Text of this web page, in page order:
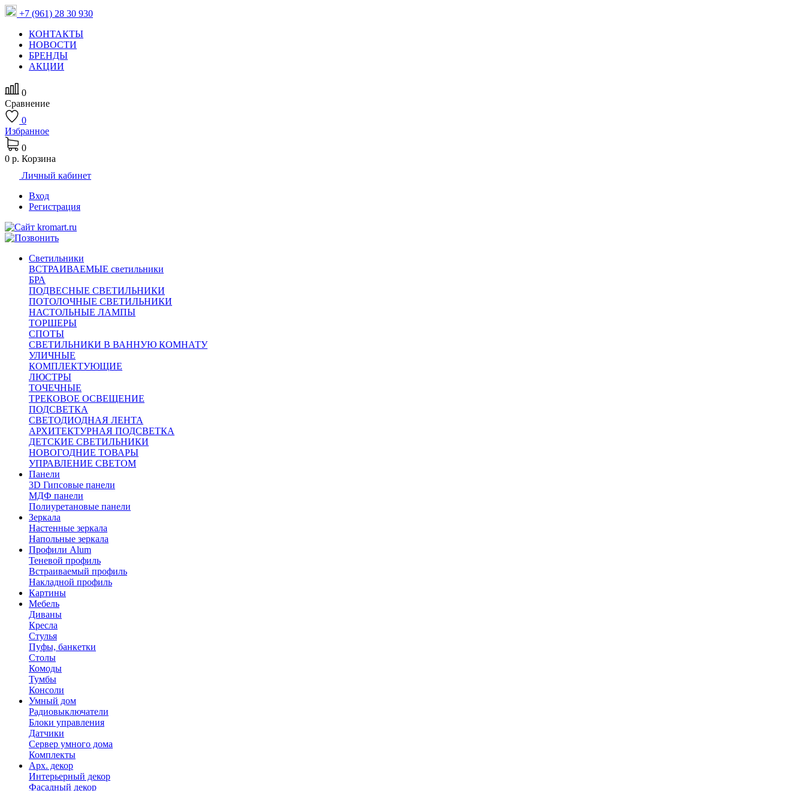
+7 (961) 28 30 930
КОНТАКТЫ
НОВОСТИ
БРЕНДЫ
АКЦИИ
0
Сравнение
0
Избранное
0
0 р. Корзина
Личный кабинет
Вход
Регистрация
Светильники
ВСТРАИВАЕМЫЕ светильники
БРА
ПОДВЕСНЫЕ СВЕТИЛЬНИКИ
ПОТОЛОЧНЫЕ СВЕТИЛЬНИКИ
НАСТОЛЬНЫЕ ЛАМПЫ
ТОРШЕРЫ
СПОТЫ
СВЕТИЛЬНИКИ В ВАННУЮ КОМНАТУ
УЛИЧНЫЕ
КОМПЛЕКТУЮЩИЕ
ЛЮСТРЫ
ТОЧЕЧНЫЕ
ТРЕКОВОЕ ОСВЕЩЕНИЕ
ПОДСВЕТКА
СВЕТОДИОДНАЯ ЛЕНТА
АРХИТЕКТУРНАЯ ПОДСВЕТКА
ДЕТСКИЕ СВЕТИЛЬНИКИ
НОВОГОДНИЕ ТОВАРЫ
УПРАВЛЕНИЕ СВЕТОМ
Панели
3D Гипсовые панели
МДФ панели
Полиуретановые панели
Зеркала
Настенные зеркала
Напольные зеркала
Профили Alum
Теневой профиль
Встраиваемый профиль
Накладной профиль
Картины
Мебель
Диваны
Кресла
Стулья
Пуфы, банкетки
Столы
Комоды
Тумбы
Консоли
Умный дом
Радиовыключатели
Блоки управления
Датчики
Сервер умного дома
Комплекты
Арх. декор
Интерьерный декор
Фасадный декор